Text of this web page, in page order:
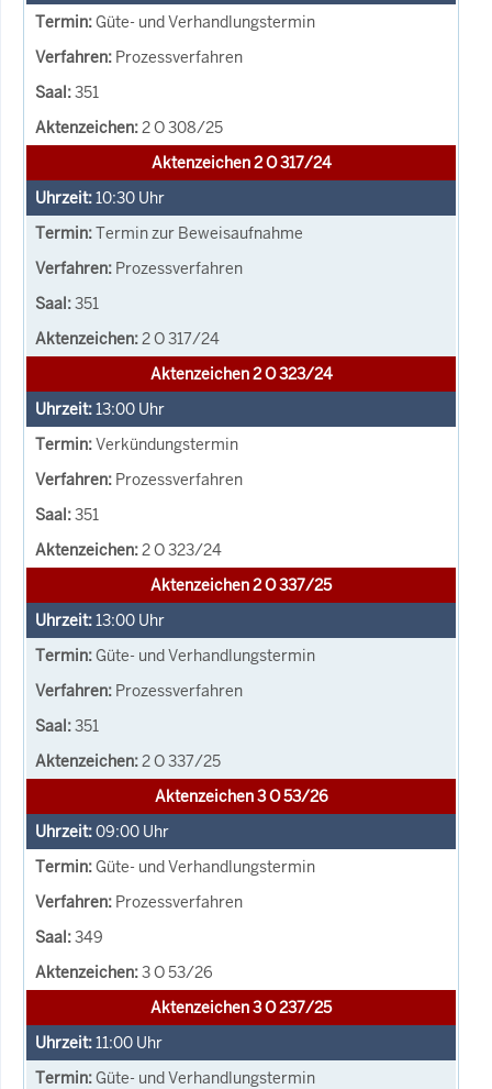
Güte- und Verhandlungstermin
Prozessverfahren
351
2 O 308/25
Aktenzeichen 2 O 317/24
10:30 Uhr
Termin zur Beweisaufnahme
Prozessverfahren
351
2 O 317/24
Aktenzeichen 2 O 323/24
13:00 Uhr
Verkündungstermin
Prozessverfahren
351
2 O 323/24
Aktenzeichen 2 O 337/25
13:00 Uhr
Güte- und Verhandlungstermin
Prozessverfahren
351
2 O 337/25
Aktenzeichen 3 O 53/26
09:00 Uhr
Güte- und Verhandlungstermin
Prozessverfahren
349
3 O 53/26
Aktenzeichen 3 O 237/25
11:00 Uhr
Güte- und Verhandlungstermin